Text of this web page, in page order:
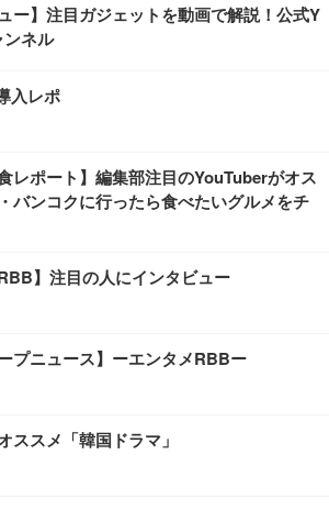
ー】注目ガジェットを動画で解説！公式Y
ネル
入レポ
レポート】編集部注目のYouTuberがオス
バンコクに行ったら食べたいグルメをチ
】注目の人にインタビュー
プニュース】ーエンタメRBBー
ススメ「韓国ドラマ」